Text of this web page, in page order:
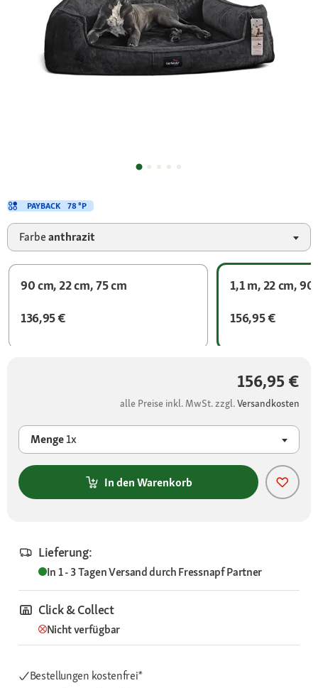
Farbeanthrazit
90 cm, 22 cm, 75 cm
136,95 €
1,1 m, 22 cm, 90
156,95 €
156,95 €
alle Preise inkl. MwSt. zzgl.Versandkosten
Menge1x
In den Warenkorb
Lieferung:
In 1 - 3 TagenVersand durchFressnapf Partner
Click & Collect
Nicht verfügbar
Bestellungen kostenfrei*
PAYBACK 78 °P